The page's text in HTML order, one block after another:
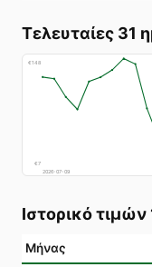
Τελευταίες 31
€148
€7
2026-07-09
Ιστορικό
Μήνας